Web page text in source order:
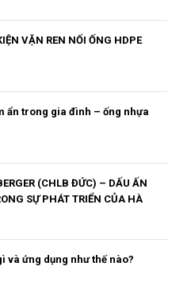
VẶN REN NỐI ỐNG HDPE
ẩn trong gia đình – ống nhựa
(CHLB ĐỨC) – DẤU ẤN
SỰ PHÁT TRIỂN CỦA HÀ
và ứng dụng như thế nào?